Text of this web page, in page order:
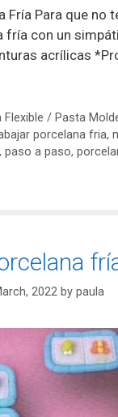
Fría Para que
fría con un
acrílicas
/ Pasta
porcelana fria,
paso a paso,
2022 by paula